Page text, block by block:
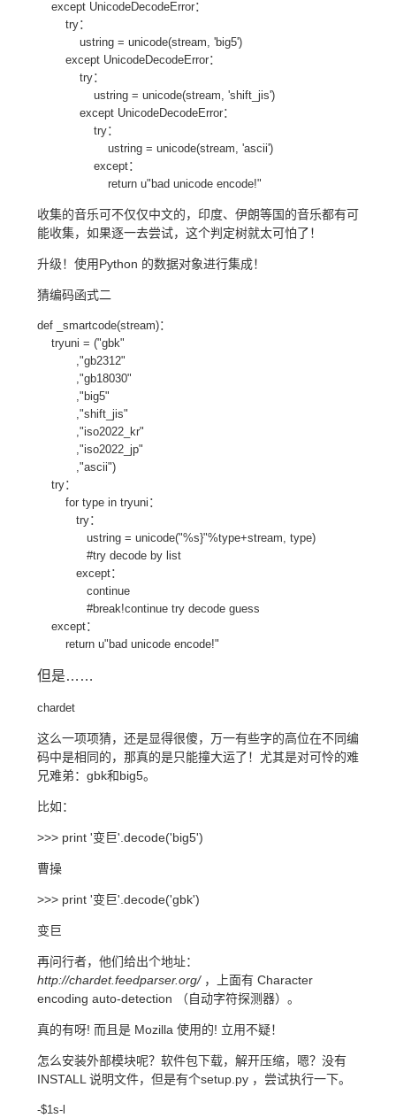
except UnicodeDecodeError：
try：
ustring = unicode(stream, 'big5')
except UnicodeDecodeError：
try：
ustring = unicode(stream, 'shift_jis')
except UnicodeDecodeError：
try：
ustring = unicode(stream, 'ascii')
except：
return u"bad unicode encode!"
收集的音乐可不仅仅中文的，印度、伊朗等国的音乐都有可
能收集，如果逐一去尝试，这个判定树就太可怕了！
升级！使用Python 的数据对象进行集成！
猜编码函式二
def _smartcode(stream)：
tryuni = ("gbk"
,"gb2312"
,"gb18030"
,"big5"
,"shift_jis"
,"iso2022_kr"
,"iso2022_jp"
,"ascii")
try：
for type in tryuni：
try：
ustring = unicode("%s}"%type+stream, type)
#try decode by list
except：
continue
#break!continue try decode guess
except：
return u"bad unicode encode!"
但是……
chardet
这么一项项猜，还是显得很傻，万一有些字的高位在不同编
码中是相同的，那真的是只能撞大运了！尤其是对可怜的难
兄难弟：gbk和big5。
比如：
>>> print '变巨'.decode('big5')
曹操
>>> print '变巨'.decode('gbk')
变巨
再问行者，他们给出个地址：
http://chardet.feedparser.org/ ，上面有 Character
encoding auto-detection （自动字符探测器）。
真的有呀! 而且是 Mozilla 使用的! 立用不疑！
怎么安装外部模块呢？软件包下载，解开压缩，嗯？没有
INSTALL 说明文件，但是有个setup.py ，尝试执行一下。
-$1s-l